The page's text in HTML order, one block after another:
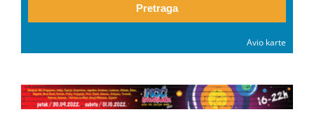
Pretraga
Avio karte